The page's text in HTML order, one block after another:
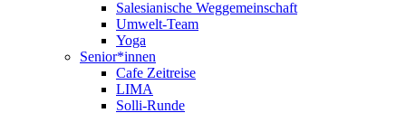
Salesianische Weggemeinschaft
Umwelt-Team
Yoga
Senior*innen
Cafe Zeitreise
LIMA
Solli-Runde